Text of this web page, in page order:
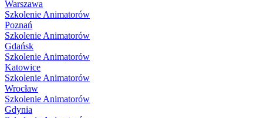
Warszawa
Szkolenie Animatorów
Poznań
Szkolenie Animatorów
Gdańsk
Szkolenie Animatorów
Katowice
Szkolenie Animatorów
Wrocław
Szkolenie Animatorów
Gdynia